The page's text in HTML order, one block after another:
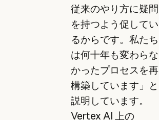
従来のやり方に疑問
を持つよう促してい
るからです。私たち
は何十年も変わらな
かったプロセスを再
構築しています」と
説明しています。
Vertex AI 上の